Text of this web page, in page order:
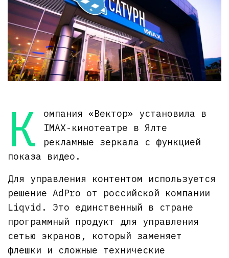
К
омпания «Вектор» установила в
IMAX-кинотеатре в Ялте
рекламные зеркала с функцией
показа видео.
Для управления контентом используется
решение AdPro от российской компании
Liqvid. Это единственный в стране
программный продукт для управления
сетью экранов, который заменяет
флешки и сложные технические